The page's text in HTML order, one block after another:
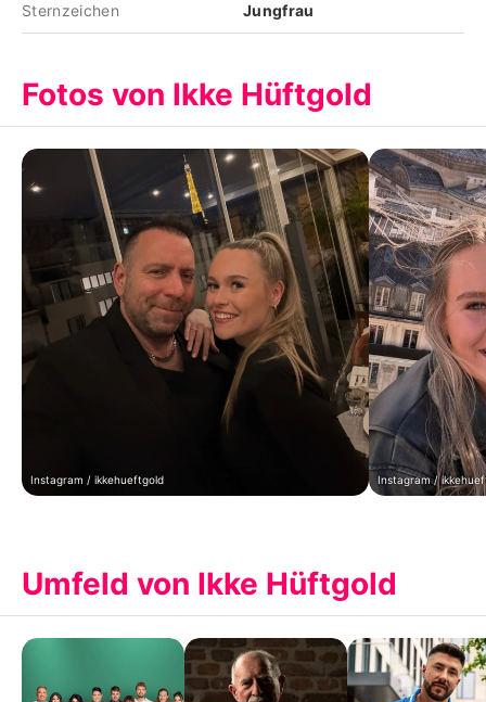
Sternzeichen Jungfrau
Fotos von Ikke Hüftgold
Instagram / ikkehueftgold Instagram /
Umfeld von Ikke Hüftgold